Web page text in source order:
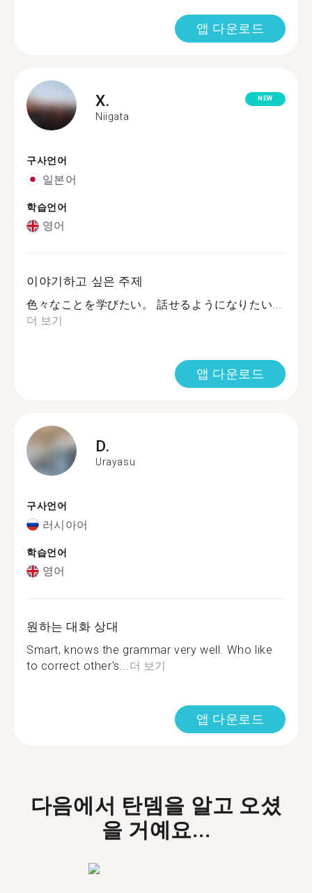
앱 다운로드
X.
Niigata
NEW
구사언어
일본어
학습언어
영어
이야기하고 싶은 주제
色々なことを学びたい。 話せるようになりたい...
더 보기
앱 다운로드
D.
Urayasu
구사언어
러시아어
학습언어
영어
원하는 대화 상대
Smart, knows the grammar very well. Who like
to correct other's...더 보기
앱 다운로드
다음에서 탄뎀을 알고 오셨
을 거예요...